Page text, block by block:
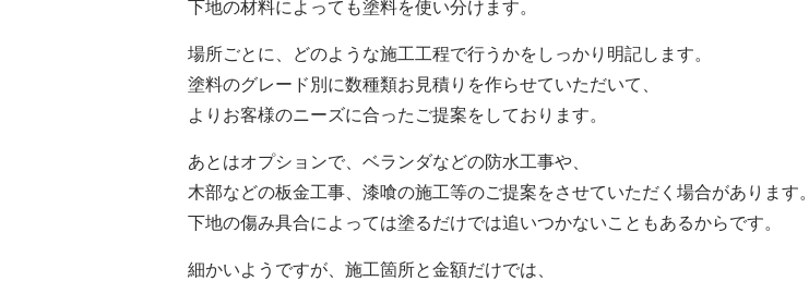
下地の材料によっても塗料を使い分けます。
場所ごとに、どのような施工工程で行うかをしっかり明記します。
塗料のグレード別に数種類お見積りを作らせていただいて、
よりお客様のニーズに合ったご提案をしております。
あとはオプションで、ベランダなどの防水工事や、
木部などの板金工事、漆喰の施工等のご提案をさせていただく場合があります。
下地の傷み具合によっては塗るだけでは追いつかないこともあるからです。
細かいようですが、施工箇所と金額だけでは、